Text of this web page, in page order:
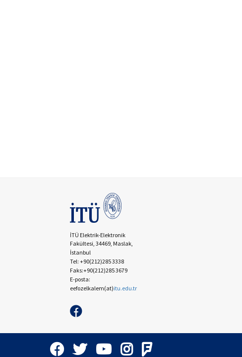
İTÜ Elektrik-Elektronik
Fakültesi, 34469, Maslak,
İstanbul
Tel: +90(212)285 3338
Faks:+90(212)285 3679
E-posta:
eefozelkalem(at)itu.edu.tr